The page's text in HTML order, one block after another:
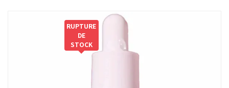
RUPTURE
DE
STOCK